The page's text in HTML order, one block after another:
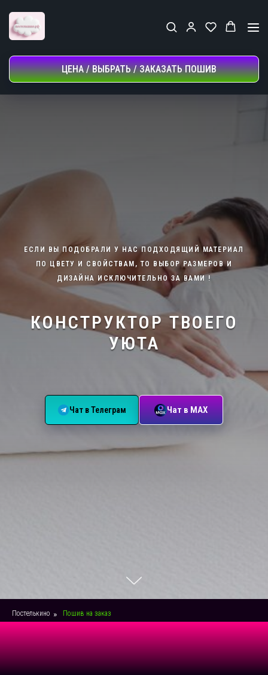
ЦЕНА / ВЫБРАТЬ / ЗАКАЗАТЬ ПОШИВ
ЕСЛИ ВЫ ПОДОБРАЛИ У НАС ПОДХОДЯЩИЙ МАТЕРИАЛ
ПО ЦВЕТУ И СВОЙСТВАМ, ТО ВЫБОР РАЗМЕРОВ И
ДИЗАЙНА ИСКЛЮЧИТЕЛЬНО ЗА ВАМИ !
КОНСТРУКТОР ТВОЕГО
УЮТА
Чат в Телеграм Чат в МАХ
Постелькино » Пошив на заказ